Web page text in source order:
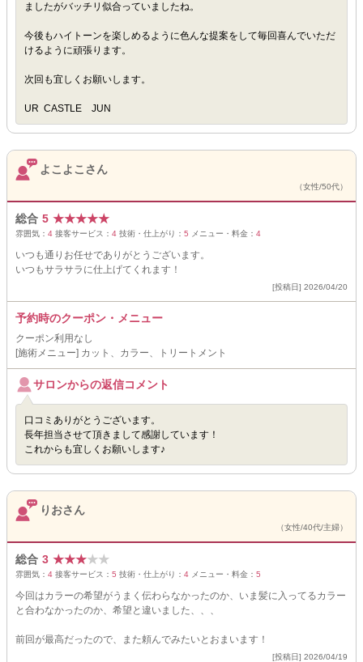
ましたがバッチリ似合っていましたね。
今後もハイトーンを楽しめるように色んな提案をして毎回喜んでいただ
けるように頑張ります。
次回も宜しくお願いします。
UR CASTLE JUN
よこよこさん
（女性/50代）
総合 5 ★★★★★
雰囲気： 4 接客サービス： 4 技術・仕上がり： 5 メニュー・料金： 4
いつも通りお任せでありがとうございます。
いつもサラサラに仕上げてくれます！
[投稿日] 2026/04/20
予約時のクーポン・メニュー
クーポン利用なし
[施術メニュー] カット、カラー、トリートメント
サロンからの返信コメント
口コミありがとうございます。
長年担当させて頂きまして感謝しています！
これからも宜しくお願いします♪
りおさん
（女性/40代/主婦）
総合 3 ★★★★★
雰囲気： 4 接客サービス： 5 技術・仕上がり： 4 メニュー・料金： 5
今回はカラーの希望がうまく伝わらなかったのか、いま髪に入ってるカラー
と合わなかったのか、希望と違いました、、、
前回が最高だったので、また頼んでみたいとおまいます！
[投稿日] 2026/04/19